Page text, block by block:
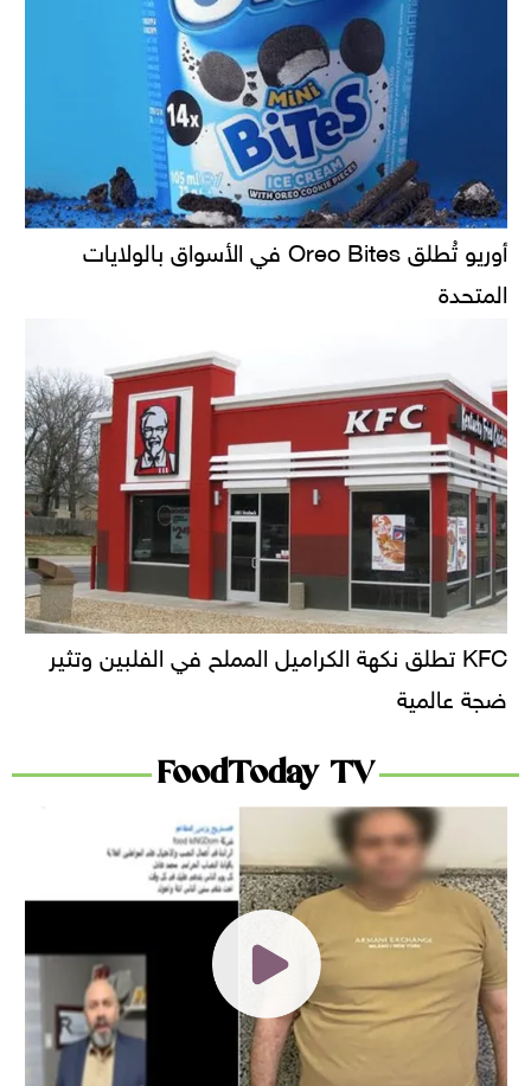
أوريو تُطلق Oreo Bites في الأسواق بالولايات
المتحدة
KFC تطلق نكهة الكراميل المملح في الفلبين وتثير
ضجة عالمية
FoodToday TV